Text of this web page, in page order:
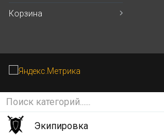
Корзина
Экипировка